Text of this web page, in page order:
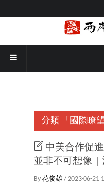
分類 「國際瞭望
中美合作促
並非不可想像
By 花俊雄 / 2023-06-21